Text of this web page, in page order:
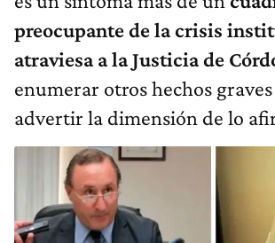
preocupante de la crisis
atraviesa a la Justicia de
enumerar otros hechos
advertir la dimensión de lo